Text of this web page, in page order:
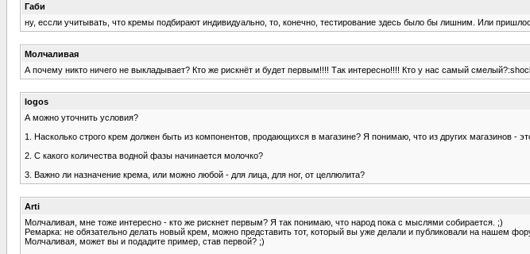
Габи
ну, ессли учитывать, что кремы подбирают индивидуально, то, конечно, тестирование здесь было бы лишним. Или
Молчаливая
А почему никто ничего не выкладывает? Кто же рискнёт и будет первым!!!! Так интересно!!!! Кто у нас самый
logos
А можно уточнить условия?
1. Насколько строго крем должен быть из компонентов, продающихся в магазине? Я понимаю, что из других магазинов -
2. С какого количества водной фазы начинается молочко?
3. Важно ли назначение крема, или можно любой - для лица, для ног, от целлюлита?
Arti
Молчаливая, мне тоже интересно - кто же рискнет первым? Я так понимаю, что народ пока с мыслями собирается. ;)
Ремарка: не обязательно делать новый крем, можно представить тот, который вы уже делали и публиковали на нашем
Молчаливая, может вы и подадите пример, став первой? ;)